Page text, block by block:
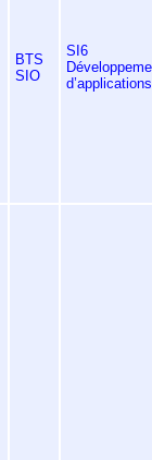
BTS
SIO
SI6
d’applications